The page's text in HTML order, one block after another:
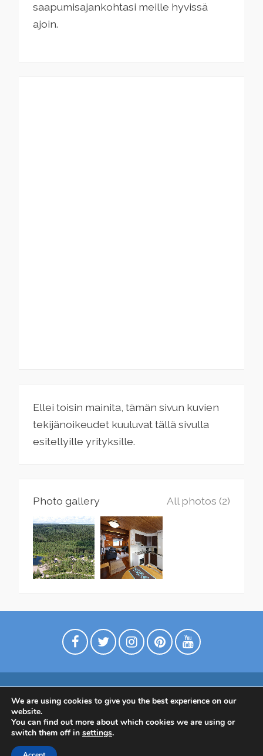
saapumisajankohtasi meille hyvissä
ajoin.
Ellei toisin mainita, tämän sivun kuvien
tekijänoikeudet kuuluvat tällä sivulla
esitellyille yrityksille.
Photo gallery All photos (2)
Digimarkkinointia matkailuyrityksille
Tietoa meistä
Ota yhtettä
Tietosuojaseloste
Tietoa Suomesta
We are using cookies to give you the best experience on our
website.
You can find out more about which cookies we are using or
switch them off in settings.